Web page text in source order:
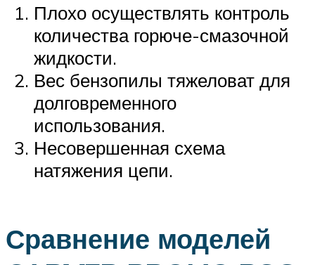
Плохо осуществлять контроль
количества горюче-смазочной
жидкости.
Вес бензопилы тяжеловат для
долговременного
использования.
Несовершенная схема
натяжения цепи.
Сравнение моделей